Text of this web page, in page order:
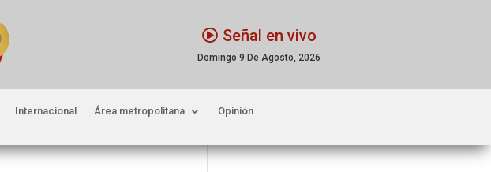
Señal en vivo
Domingo 9 De Agosto, 2026
Internacional Área metropolitana Opinión